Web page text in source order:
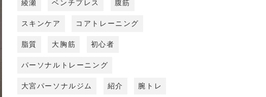
綾瀬 ベンチプレス 腹筋
スキンケア コアトレーニング
脂質 大胸筋 初心者
パーソナルトレーニング
大宮パーソナルジム 紹介 腕トレ